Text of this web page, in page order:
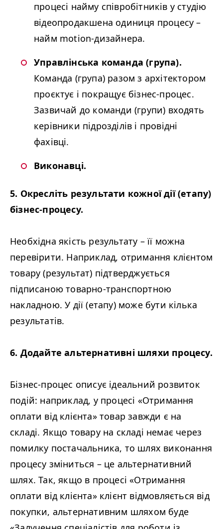
процесі найму співробітників у студію
відеопродакшена одиниця процесу –
найм motion-дизайнера.
Управлінська команда (група).
Команда (група) разом з архітектором
проєктує і покращує бізнес-процес.
Зазвичай до команди (групи) входять
керівники підрозділів і провідні
фахівці.
Виконавці.
5. Окресліть результати кожної дії (етапу)
бізнес-процесу.
Необхідна якість результату – її можна
перевірити. Наприклад, отримання клієнтом
товару (результат) підтверджується
підписаною товарно-транспортною
накладною. У дії (етапу) може бути кілька
результатів.
6. Додайте альтернативні шляхи процесу.
Бізнес-процес описує ідеальний розвиток
подій: наприклад, у процесі «Отримання
оплати від клієнта» товар завжди є на
складі. Якщо товару на складі немає через
помилку постачальника, то шлях виконання
процесу зміниться – це альтернативний
шлях. Так, якщо в процесі «Отримання
оплати від клієнта» клієнт відмовляється від
покупки, альтернативним шляхом буде